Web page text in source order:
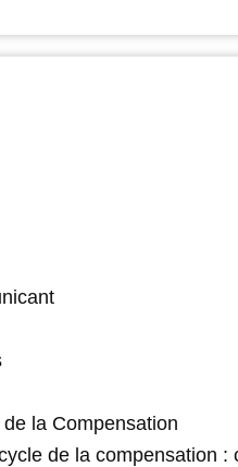
la Compensation
de la compensation